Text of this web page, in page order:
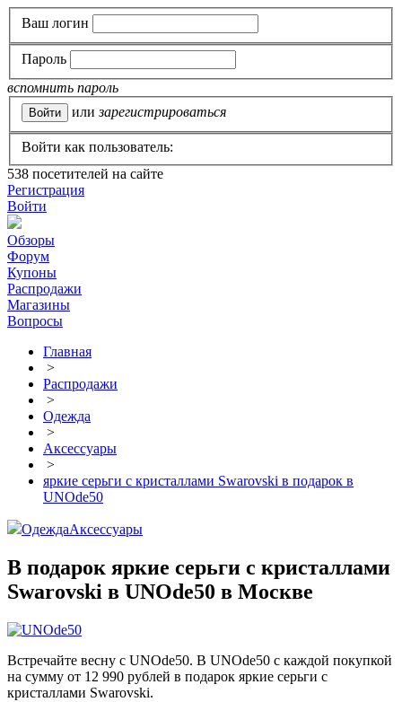
Ваш логин
Пароль
вспомнить пароль
или зарегистрироваться
Войти как пользователь:
538 посетителей на сайте
Регистрация
Войти
Обзоры
Форум
Купоны
Распродажи
Магазины
Вопросы
Главная
>
Распродажи
>
Одежда
>
Аксессуары
>
яркие серьги с кристаллами Swarovski в подарок в
UNOde50
ОдеждаАксессуары
В подарок яркие серьги с кристаллами
Swarovski в UNOde50 в Москве
Встречайте весну с UNOde50. В UNOde50 с каждой покупкой
на сумму от 12 990 рублей в подарок яркие серьги с
кристаллами Swarovski.